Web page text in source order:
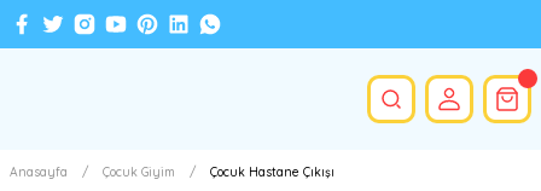
Anasayfa Çocuk Giyim Çocuk Hastane Çıkışı